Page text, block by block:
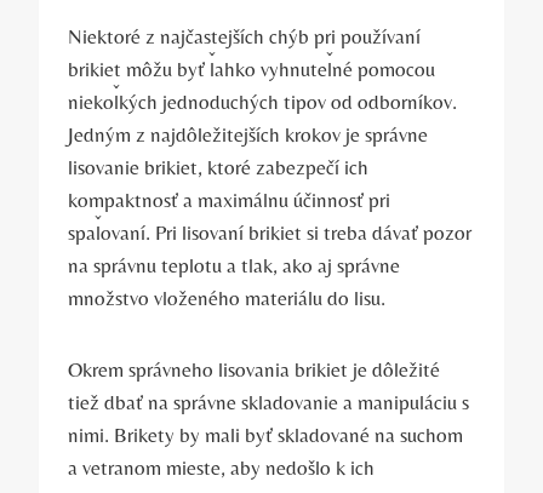
Niektoré z ⁤najčastejších‌ chýb pri používaní
brikiet môžu byť ľahko vyhnuteľné pomocou
niekoľkých jednoduchých tipov od odborníkov.
‍Jedným z najdôležitejších krokov je ⁤správne
lisovanie brikiet,‍ ktoré zabezpečí ich
kompaktnosť a maximálnu účinnosť pri
spaľovaní. Pri lisovaní brikiet si treba dávať pozor
na správnu teplotu a tlak,⁢ ako aj správne‌
množstvo vloženého materiálu do‌ lisu.
Okrem správneho lisovania brikiet je dôležité
tiež dbať na správne skladovanie a manipuláciu⁤ s
nimi. Brikety by mali byť skladované na suchom⁤
a vetranom mieste, ​aby nedošlo k ich